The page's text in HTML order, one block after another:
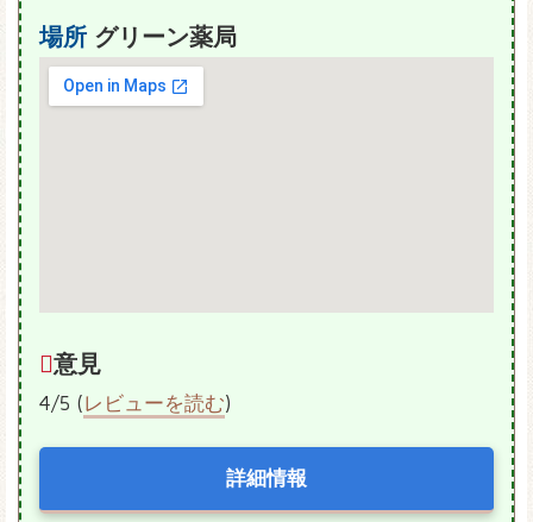
場所 グリーン薬局
意見
4/5 (レビューを読む)
詳細情報